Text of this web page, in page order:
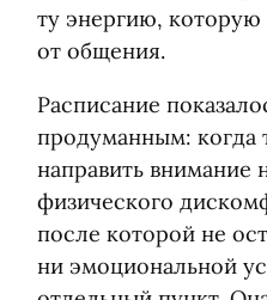
ту энергию,
от общения.
Расписание
продуманным: когда
направить внимание
физического
после которой не
ни эмоциональной